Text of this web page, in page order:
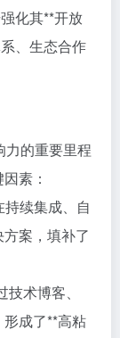
化其**开放
、生态合作
力的重要里程
素：
续集成、自
案，填补了
术博客、
成了**高粘